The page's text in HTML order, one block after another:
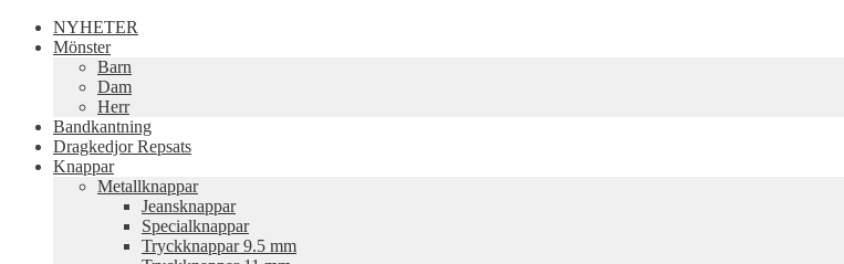
NYHETER
Mönster
Barn
Dam
Herr
Bandkantning
Dragkedjor Repsats
Knappar
Metallknappar
Jeansknappar
Specialknappar
Tryckknappar 9.5 mm